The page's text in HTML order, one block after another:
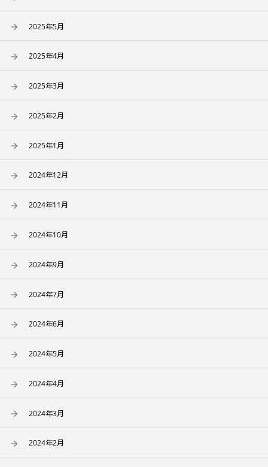
2025年5月
2025年4月
2025年3月
2025年2月
2025年1月
2024年12月
2024年11月
2024年10月
2024年9月
2024年7月
2024年6月
2024年5月
2024年4月
2024年3月
2024年2月